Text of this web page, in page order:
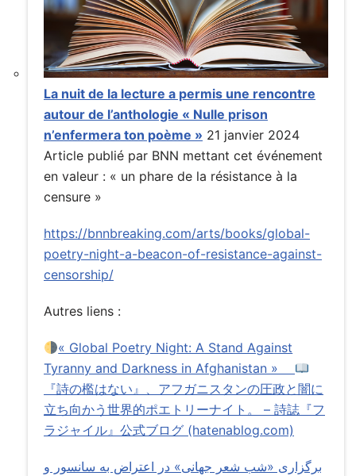
La nuit de la lecture a permis une rencontre
autour de l’anthologie « Nulle prison
n’enfermera ton poème » 21 janvier 2024
Article publié par BNN mettant cet événement
en valeur : « un phare de la résistance à la
censure »
https://bnnbreaking.com/arts/books/global-
poetry-night-a-beacon-of-resistance-against-
censorship/
Autres liens :
« Global Poetry Night: A Stand Against
Tyranny and Darkness in Afghanistan »
『詩の檻はない』、アフガニスタンの圧政と闇に
立ち向かう世界的ポエトリーナイト。 – 詩誌『フ
ラジャイル』公式ブログ (hatenablog.com)
برگزاری «شب شعر جهانی» در اعتراض به سانسور و